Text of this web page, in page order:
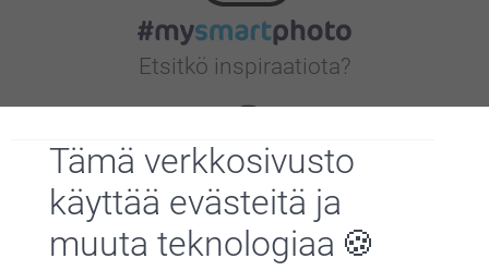
Tämä verkkosivusto
käyttää evästeitä ja
muuta teknologiaa
Etsitkö inspiraatiota?
Olemme täällä sinun vuoksesi